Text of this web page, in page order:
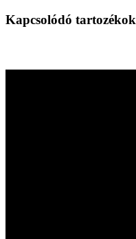
Kapcsolódó tartozékok